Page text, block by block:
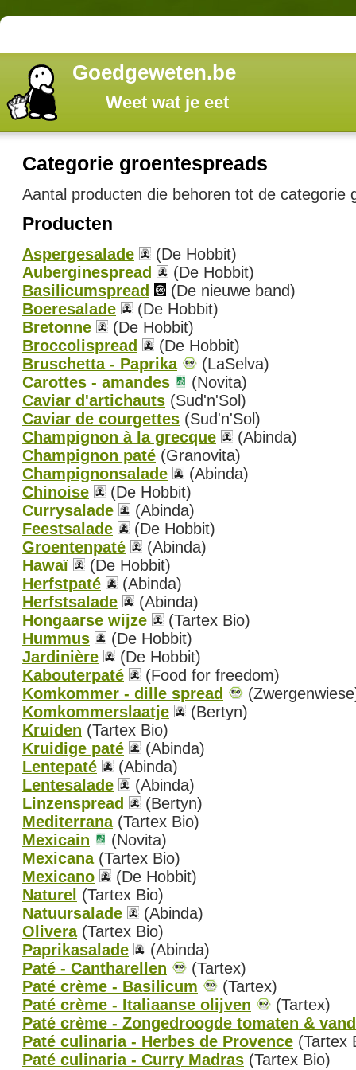
Goedgeweten.be
Weet wat je eet
Categorie groentespreads
Aantal producten die behoren tot de categorie
Producten
Aspergesalade
(De Hobbit)
Auberginespread
(De Hobbit)
Basilicumspread
(De nieuwe band)
Boeresalade
(De Hobbit)
Bretonne
(De Hobbit)
Broccolispread
(De Hobbit)
Bruschetta - Paprika
(LaSelva)
Carottes - amandes
(Novita)
Caviar d'artichauts (Sud'n'Sol)
Caviar de courgettes (Sud'n'Sol)
Champignon à la grecque
(Abinda)
Champignon paté (Granovita)
Champignonsalade
(Abinda)
Chinoise
(De Hobbit)
Currysalade
(Abinda)
Feestsalade
(De Hobbit)
Groentenpaté
(Abinda)
Hawaï
(De Hobbit)
Herfstpaté
(Abinda)
Herfstsalade
(Abinda)
Hongaarse wijze
(Tartex Bio)
Hummus
(De Hobbit)
Jardinière
(De Hobbit)
Kabouterpaté
(Food for freedom)
Komkommer - dille spread
Komkommerslaatje
(Bertyn)
Kruiden (Tartex Bio)
Kruidige paté
(Abinda)
Lentepaté
(Abinda)
Lentesalade
(Abinda)
Linzenspread
(Bertyn)
Mediterrana(Tartex Bio)
Mexicain
(Novita)
Mexicana(Tartex Bio)
Mexicano
(De Hobbit)
Naturel (Tartex Bio)
Natuursalade
(Abinda)
Olivera(Tartex Bio)
Paprikasalade
(Abinda)
Paté - Cantharellen
(Tartex)
Paté crème - Basilicum
(Tartex)
Paté crème - Italiaanse olijven
(Tartex)
Paté crème - Zongedroogde tomaten &
Paté culinaria - Herbes de Provence (Tartex
Paté culinaria - Curry Madras (Tartex Bio)